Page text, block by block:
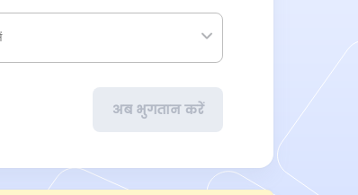
अब भुगतान करें